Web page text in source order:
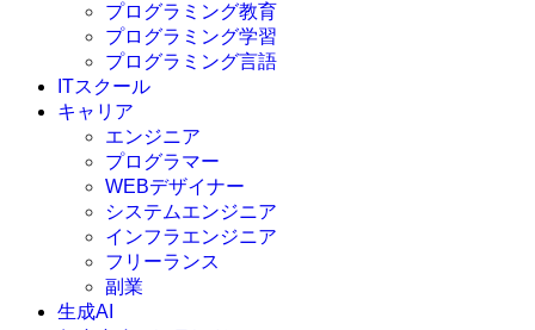
プログラミング教育
プログラミング学習
プログラミング言語
C言語
C#
VBA
Go言語
Kotlin
Java
JavaScript
ITスクール
キャリア
エンジニア
プログラマー
WEBデザイナー
システムエンジニア
インフラエンジニア
フリーランス
副業
生成AI